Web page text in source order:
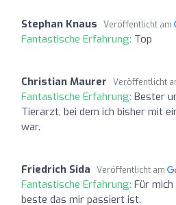
Stephan Knaus Veröffentlicht am
Fantastische Erfahrung: Top
Christian Maurer Veröffentlicht
Fantastische Erfahrung: Bester
Tierarzt, bei dem ich bisher mit
war.
Friedrich Sida Veröffentlicht am
Fantastische Erfahrung: Für
beste das mir passiert ist.